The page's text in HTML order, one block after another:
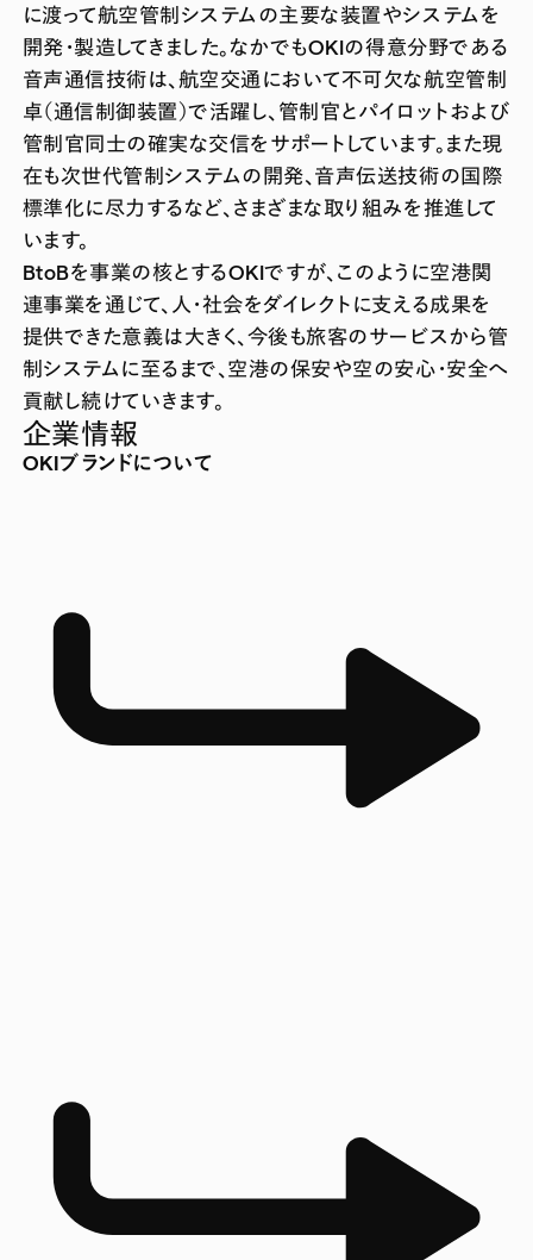
に渡って航空管制システムの主要な装置やシステムを
開発・製造してきました。なかでもOKIの得意分野である
音声通信技術は、航空交通において不可欠な航空管制
卓（通信制御装置）で活躍し、管制官とパイロットおよび
管制官同士の確実な交信をサポートしています。また現
在も次世代管制システムの開発、音声伝送技術の国際
標準化に尽力するなど、さまざまな取り組みを推進して
います。
BtoBを事業の核とするOKIですが、このように空港関
連事業を通じて、人・社会をダイレクトに支える成果を
提供できた意義は大きく、今後も旅客のサービスから管
制システムに至るまで、空港の保安や空の安心・安全へ
貢献し続けていきます。
企業情報
OKIブランドについて